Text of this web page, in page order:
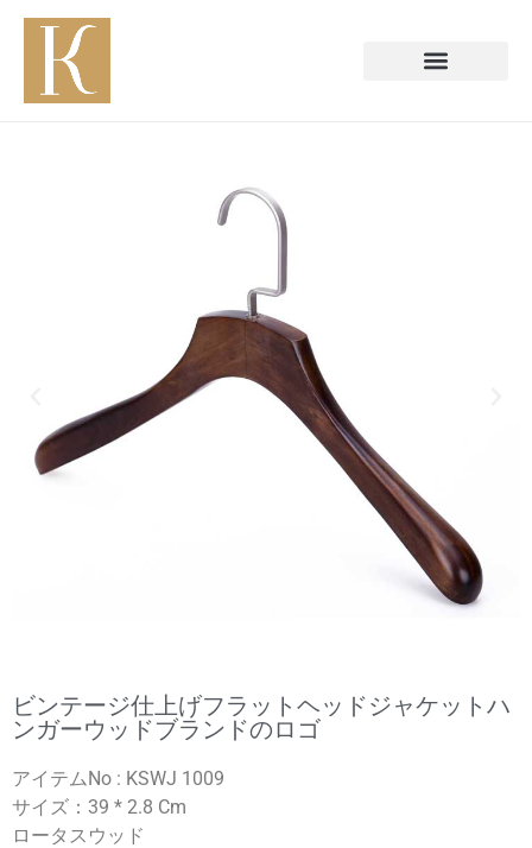
ビンテージ仕上げフラットヘッドジャケットハ
ンガーウッドブランドのロゴ
アイテムNo : KSWJ 1009
サイズ：39 * 2.8 Cm
ロータスウッド